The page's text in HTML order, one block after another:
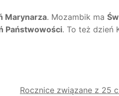
Marynarza. Mozambik ma
Państwowości. To też dzień
Rocznice związane z 25